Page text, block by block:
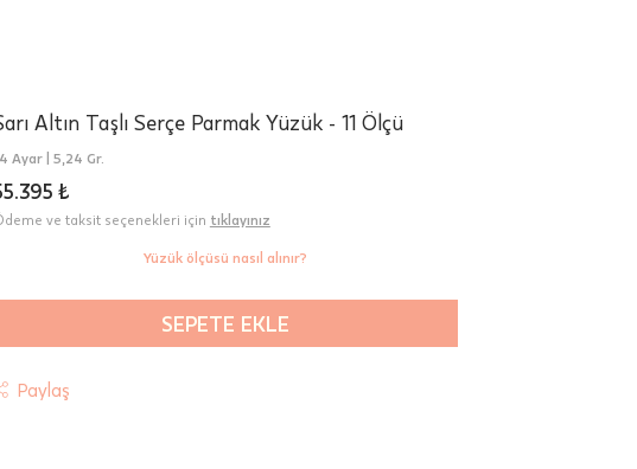
Altın Taşlı Serçe Parmak Yüzük - 11 Ölçü
Ayar | 5,24 Gr.
₺
ve taksit seçenekleri için tıklayınız
Yüzük ölçüsü nasıl alınır?
SEPETE EKLE
Paylaş